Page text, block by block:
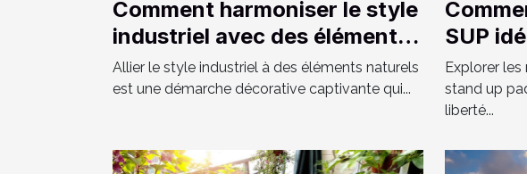
Comment harmoniser le style
industriel avec des éléments
naturels ?
Allier le style industriel à des éléments naturels
est une démarche décorative captivante qui...
SUP
?
Explorer les
stand up
liberté...